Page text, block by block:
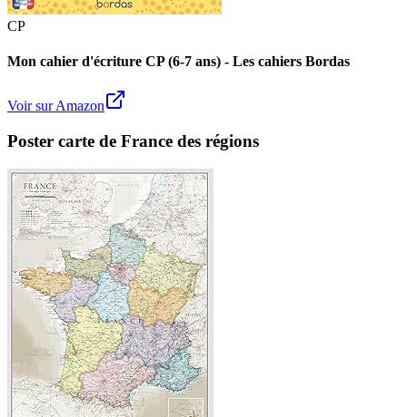
CP
Mon cahier d'écriture CP (6-7 ans) - Les cahiers Bordas
Voir sur Amazon
Poster carte de France des régions